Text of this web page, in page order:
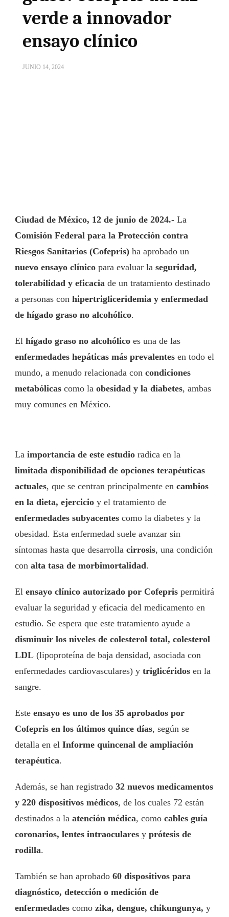
verde a innovador
ensayo clínico
JUNIO 14, 2024
Ciudad de México, 12 de junio de 2024.- La
Comisión Federal para la Protección contra
Riesgos Sanitarios (Cofepris) ha aprobado un
nuevo ensayo clínico para evaluar la seguridad,
tolerabilidad y eficacia de un tratamiento destinado
a personas con hipertrigliceridemia y enfermedad
de hígado graso no alcohólico.
El hígado graso no alcohólico es una de las
enfermedades hepáticas más prevalentes en todo el
mundo, a menudo relacionada con condiciones
metabólicas como la obesidad y la diabetes, ambas
muy comunes en México.
La importancia de este estudio radica en la
limitada disponibilidad de opciones terapéuticas
actuales, que se centran principalmente en cambios
en la dieta, ejercicio y el tratamiento de
enfermedades subyacentes como la diabetes y la
obesidad. Esta enfermedad suele avanzar sin
síntomas hasta que desarrolla cirrosis, una condición
con alta tasa de morbimortalidad.
El ensayo clínico autorizado por Cofepris permitirá
evaluar la seguridad y eficacia del medicamento en
estudio. Se espera que este tratamiento ayude a
disminuir los niveles de colesterol total, colesterol
LDL (lipoproteína de baja densidad, asociada con
enfermedades cardiovasculares) y triglicéridos en la
sangre.
Este ensayo es uno de los 35 aprobados por
Cofepris en los últimos quince días, según se
detalla en el Informe quincenal de ampliación
terapéutica.
Además, se han registrado 32 nuevos medicamentos
y 220 dispositivos médicos, de los cuales 72 están
destinados a la atención médica, como cables guía
coronarios, lentes intraoculares y prótesis de
rodilla.
También se han aprobado 60 dispositivos para
diagnóstico, detección o medición de
enfermedades como zika, dengue, chikungunya, y